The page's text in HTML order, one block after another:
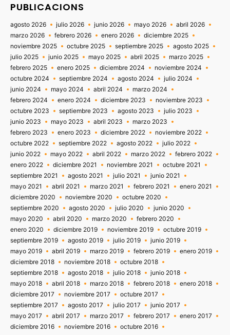
PUBLICACIONS
agosto 2026 julio 2026 junio 2026 mayo 2026
abril 2026
marzo 2026
febrero 2026 enero 2026
diciembre 2025
noviembre 2025
octubre 2025 septiembre 2025
agosto 2025
julio 2025
junio 2025 mayo 2025 abril 2025
marzo 2025
febrero 2025
enero 2025 diciembre 2024
noviembre 2024
octubre 2024
septiembre 2024 agosto 2024
julio 2024
junio 2024
mayo 2024 abril 2024
marzo 2024
febrero 2024
enero 2024 diciembre 2023
noviembre 2023
octubre 2023
septiembre 2023 agosto 2023
julio 2023
junio 2023
mayo 2023 abril 2023
marzo 2023
febrero 2023
enero 2023 diciembre 2022
noviembre 2022
octubre 2022
septiembre 2022 agosto 2022
julio 2022
junio 2022
mayo 2022 abril 2022 marzo 2022
febrero 2022
enero 2022
diciembre 2021 noviembre 2021
octubre 2021
septiembre 2021
agosto 2021 julio 2021
junio 2021
mayo 2021
abril 2021 marzo 2021 febrero 2021
enero 2021
diciembre 2020
noviembre 2020
octubre 2020
septiembre 2020
agosto 2020 julio 2020
junio 2020
mayo 2020
abril 2020 marzo 2020
febrero 2020
enero 2020
diciembre 2019 noviembre 2019
octubre 2019
septiembre 2019
agosto 2019 julio 2019
junio 2019
mayo 2019
abril 2019 marzo 2019 febrero 2019
enero 2019
diciembre 2018
noviembre 2018
octubre 2018
septiembre 2018
agosto 2018 julio 2018
junio 2018
mayo 2018
abril 2018 marzo 2018 febrero 2018
enero 2018
diciembre 2017
noviembre 2017
octubre 2017
septiembre 2017
agosto 2017 julio 2017
junio 2017
mayo 2017
abril 2017 marzo 2017 febrero 2017
enero 2017
diciembre 2016
noviembre 2016
octubre 2016